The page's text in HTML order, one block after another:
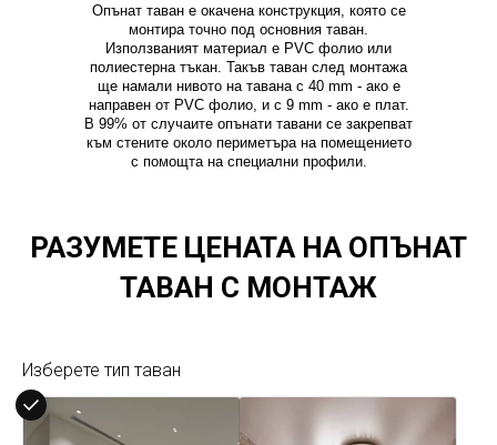
Опънат таван е окачена конструкция, която се
монтира точно под основния таван.
Използваният материал е PVC фолио или
полиестерна тъкан. Такъв таван след монтажа
ще намали нивото на тавана с 40 mm - ако е
направен от PVC фолио, и с 9 mm - ако е плат.
В 99% от случаите опънати тавани се закрепват
към стените около периметъра на помещението
с помощта на специални профили.
РАЗУМЕТЕ ЦЕНАТА НА ОПЪНАТ
ТАВАН С МОНТАЖ
Изберете тип таван